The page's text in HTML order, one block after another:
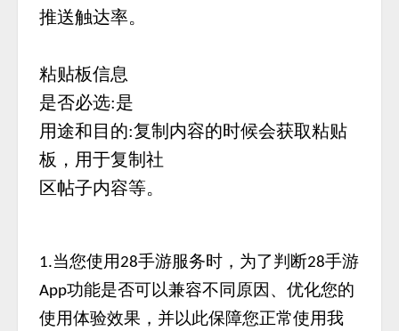
推送触达率。
粘贴板信息
是否必选:是
用途和目的:复制内容的时候会获取粘贴
板，用于复制社
区帖子内容等。
1.当您使用28手游服务时，为了判断28手游
App功能是否可以兼容不同原因、优化您的
使用体验效果，并以此保障您正常使用我